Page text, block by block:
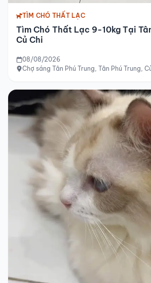
TÌM CHÓ THẤT LẠC
Tìm Chó Thất Lạc 9-10kg Tại
Củ Chi
08/08/2026
Chợ sáng Tân Phú Trung, Tân Phú Trung,